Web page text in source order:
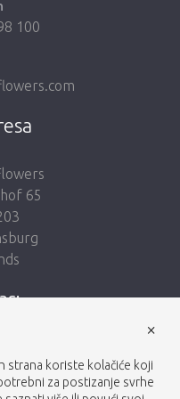
100
65
strana koriste kolačiće koji
za postizanje svrhe
×